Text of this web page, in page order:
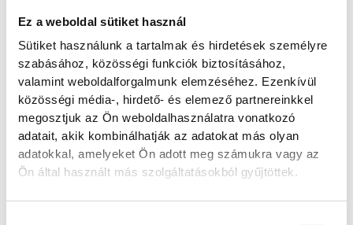
Ez a weboldal sütiket használ
Sütiket használunk a tartalmak és hirdetések személyre
szabásához, közösségi funkciók biztosításához,
valamint weboldalforgalmunk elemzéséhez. Ezenkívül
közösségi média-, hirdető- és elemező partnereinkkel
megosztjuk az Ön weboldalhasználatra vonatkozó
adatait, akik kombinálhatják az adatokat más olyan
adatokkal, amelyeket Ön adott meg számukra vagy az
Ön által használt más szolgáltatásokból gyűjtöttek.
törökök elleni mérkőzésen is,
de ott valami mégis
hiányzott, nem tudtuk
megtalálni a választ rá, hogy
micsoda. Most sokkal jobban
össze tudtunk állni, a húsz
kapott gól sokkal kevesebb,
ennek örülünk